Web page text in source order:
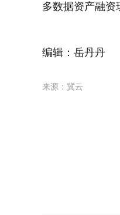
多数据资产融资
编辑：岳丹丹
来源：冀云